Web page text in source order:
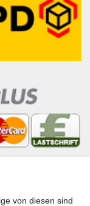
von diesen sind